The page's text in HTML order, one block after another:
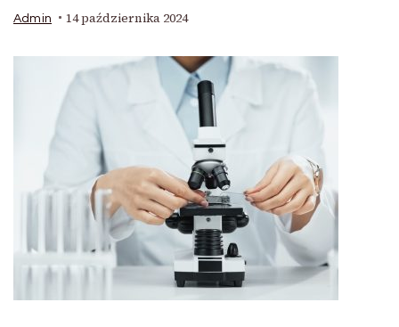
Admin 14 października 2024